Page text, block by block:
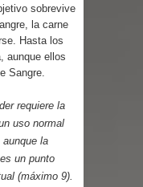
sobrevive
la carne
Hasta los
aunque ellos
Sangre.
requiere la
uso normal
aunque la
un punto
(máximo 9).